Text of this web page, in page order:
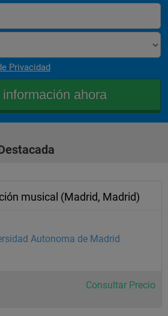
Privacidad
musical (Madrid, Madrid)
Autonoma de Madrid
Consultar Precio